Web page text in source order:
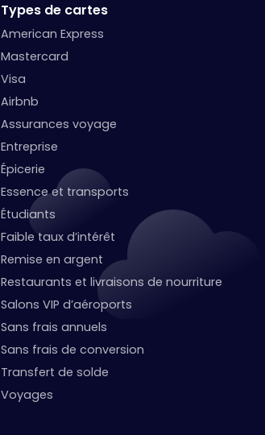
Types de cartes
American Express
Mastercard
Visa
Airbnb
Assurances voyage
Entreprise
Épicerie
Essence et transports
Étudiants
Faible taux d’intérêt
Remise en argent
Restaurants et livraisons de nourriture
Salons VIP d’aéroports
Sans frais annuels
Sans frais de conversion
Transfert de solde
Voyages